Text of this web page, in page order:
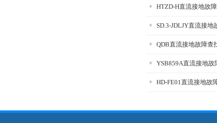
HTZD-H直流接地故
SD.3-JDLJY直流接地
QDB直流接地故障查
YSB859A直流接地故
HD-FE01直流接地故